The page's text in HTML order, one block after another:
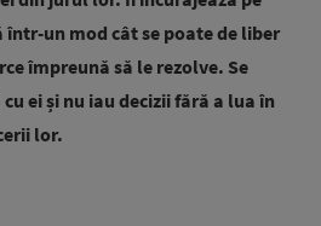
un mod cât se poate de liber
împreună să le rezolve. Se
ei și nu iau decizii fără a lua în
lor.